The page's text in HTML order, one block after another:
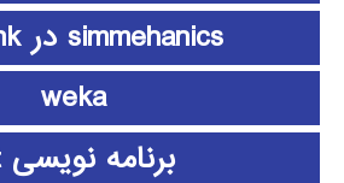
simmehanics در simulink
weka
برنامه نویسی Qt